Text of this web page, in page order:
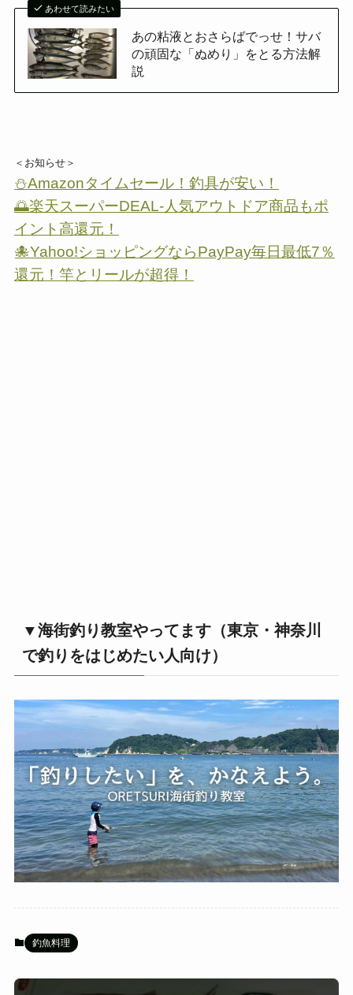
あわせて読みたい
あの粘液とおさらばでっせ！サバ
の頑固な「ぬめり」をとる方法解
説
＜お知らせ＞
⛄Amazonタイムセール！釣具が安い！
🌅楽天スーパーDEAL-人気アウトドア商品もポ
イント高還元！
🐙Yahoo!ショッピングならPayPay毎日最低7％
還元！竿とリールが超得！
▼海街釣り教室やってます（東京・神奈川
で釣りをはじめたい人向け）
釣魚料理